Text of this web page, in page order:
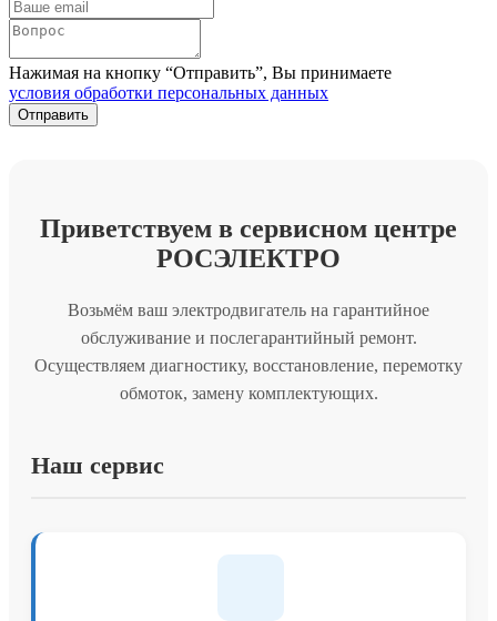
Нажимая на кнопку “Отправить”, Вы принимаете
условия обработки персональных данных
Приветствуем в сервисном центре
РОСЭЛЕКТРО
Возьмём ваш электродвигатель на гарантийное
обслуживание и послегарантийный ремонт.
Осуществляем диагностику, восстановление, перемотку
обмоток, замену комплектующих.
Наш сервис